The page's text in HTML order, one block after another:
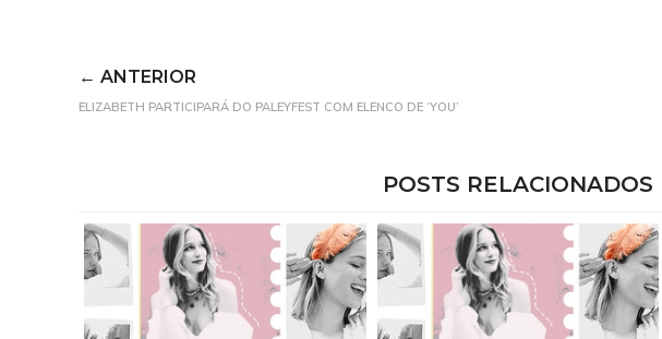
← ANTERIOR
ELIZABETH PARTICIPARÁ DO PALEYFEST COM ELENCO DE ‘YOU’
POSTS RELACIONADOS